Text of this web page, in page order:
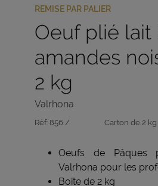
REMISE PAR PALIER
Oeuf plié lait
amandes
2 kg
Valrhona
Réf: 856 / Carton de 2 kg
Oeufs de Pâques
Valrhona pour les
Boite de 2 kg